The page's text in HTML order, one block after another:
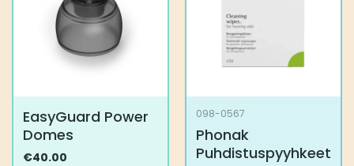
valinnat
tuotteen
tehdä
valinnat
tuotteen
sivulla.
EasyGuard Power
Domes
€40.00
098-0567
Phonak
Puhdistuspyyhkeet